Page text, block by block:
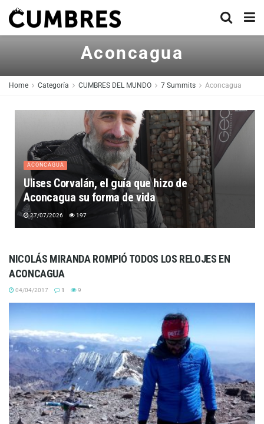
Aconcagua
Home Categoría CUMBRES DEL MUNDO 7 Summits Aconcagua
ACONCAGUA
Ulises Corvalán, el guía que hizo de
Aconcagua su forma de vida
27/07/2026 197
NICOLÁS MIRANDA ROMPIÓ TODOS LOS RELOJES EN
ACONCAGUA
04/04/2017 1 9